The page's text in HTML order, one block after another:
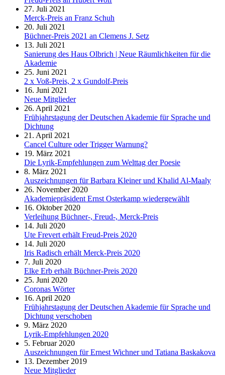
27. Juli 2021
Merck-Preis an Franz Schuh
20. Juli 2021
Büchner-Preis 2021 an Clemens J. Setz
13. Juli 2021
Sanierung des Haus Olbrich | Neue Räumlichkeiten für die
Akademie
25. Juni 2021
2 x Voß-Preis, 2 x Gundolf-Preis
16. Juni 2021
Neue Mitglieder
26. April 2021
Frühjahrstagung der Deutschen Akademie für Sprache und
Dichtung
21. April 2021
Cancel Culture oder Trigger Warnung?
19. März 2021
Die Lyrik-Empfehlungen zum Welttag der Poesie
8. März 2021
Auszeichnungen für Barbara Kleiner und Khalid Al-Maaly
26. November 2020
Akademiepräsident Ernst Osterkamp wiedergewählt
16. Oktober 2020
Verleihung Büchner-, Freud-, Merck-Preis
14. Juli 2020
Ute Frevert erhält Freud-Preis 2020
14. Juli 2020
Iris Radisch erhält Merck-Preis 2020
7. Juli 2020
Elke Erb erhält Büchner-Preis 2020
25. Juni 2020
Coronas Wörter
16. April 2020
Frühjahrstagung der Deutschen Akademie für Sprache und
Dichtung verschoben
9. März 2020
Lyrik-Empfehlungen 2020
5. Februar 2020
Auszeichnungen für Ernest Wichner und Tatiana Baskakova
13. Dezember 2019
Neue Mitglieder